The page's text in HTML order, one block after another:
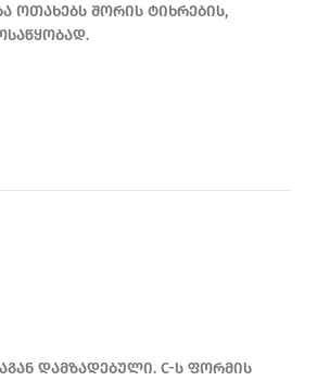
ოთახებს შორის ტიხრების,
დამზადებული. C-ს ფორმის